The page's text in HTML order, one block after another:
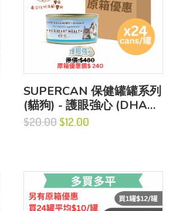
SUPERCAN 保健罐罐系列
(貓狗) - 護眼強心 (DHA
EPA) 80g
$20.00$12.00